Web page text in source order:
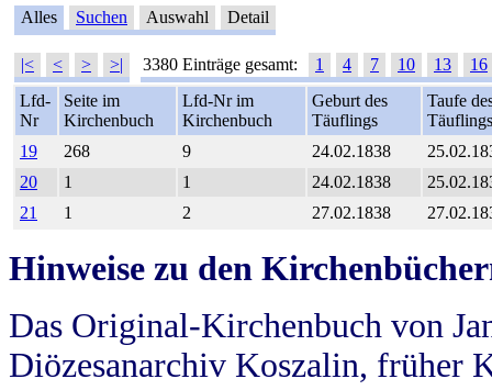
Alles Suchen Auswahl Detail
|< < > >| 3380 Einträge gesamt: 1 4 7 10 13
16
Lfd-
Nr
Seite im
Kirchenbuch
Lfd-Nr im
Kirchenbuch
Geburt des
Täuflings
Taufe
Täuflings
19
268 9 24.02.1838
20
1 1 24.02.1838
21
1 2 27.02.1838
Hinweise zu den
Das Original-Kirchenbuch von
Diözesanarchiv Koszalin, früher